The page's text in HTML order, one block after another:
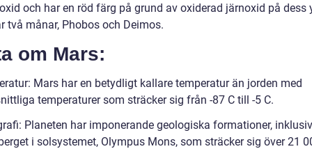
och har en röd färg på grund av oxiderad järnoxid på dess
två månar, Phobos och Deimos.
om Mars:
Mars har en betydligt kallare temperatur än jorden med
temperaturer som sträcker sig från -87 C till -5 C.
Planeten har imponerande geologiska formationer,
i solsystemet, Olympus Mons, som sträcker sig över 21